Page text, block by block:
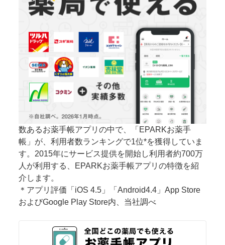
数あるお薬手帳アプリの中で、「EPARKお薬手
帳」が、利用者数ランキングで1位*を獲得していま
す。2015年にサービス提供を開始し利用者約700万
人が利用する、EPARKお薬手帳アプリの特徴を紹
介します。
＊アプリ評価「iOS 4.5」「Android4.4」App Store
およびGoogle Play Store内、当社調べ